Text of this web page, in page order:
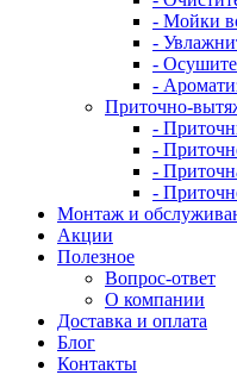
- Мойки
-
-
-
Приточно-
-
-
-
-
Монтаж и
Акции
Полезное
Вопрос-ответ
О компании
Доставка и оплата
Блог
Контакты